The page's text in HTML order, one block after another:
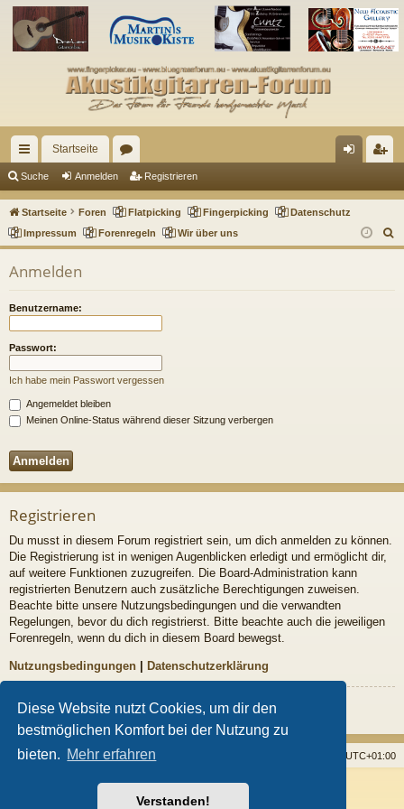
Diese Website nutzt Cookies, um dir den
bestmöglichen Komfort bei der Nutzung zu
bieten. Mehr erfahren
Verstanden!
ch
ne
llz
Startseite
en m ist
rie
Suche Anmelden Registrieren
Startseite Foren Flatpicking Fingerpicking
Datenschutz
Impressum
Forenregeln Wir über uns
u
Anmelden
Benutzername:
Passwort:
Ich habe mein Passwort vergessen
Angemeldet bleiben
Meinen Online-Status während dieser Sitzung verbergen
Registrieren
Du musst in diesem Forum registriert sein, um dich anmelden zu können.
Die Registrierung ist in wenigen Augenblicken erledigt und ermöglicht dir,
auf weitere Funktionen zuzugreifen. Die Board-Administration kann
registrierten Benutzern auch zusätzliche Berechtigungen zuweisen.
Beachte bitte unsere Nutzungsbedingungen und die verwandten
Regelungen, bevor du dich registrierst. Bitte beachte auch die jeweiligen
Forenregeln, wenn du dich in diesem Board bewegst.
Nutzungsbedingungen Datenschutzerklärung
Registrieren
Startseite Foren UTC+01:00
Powered byphpBB® Forum Software © phpBB Limited
Arty- Aktualisieren phpBB 3.2 von MrGaby